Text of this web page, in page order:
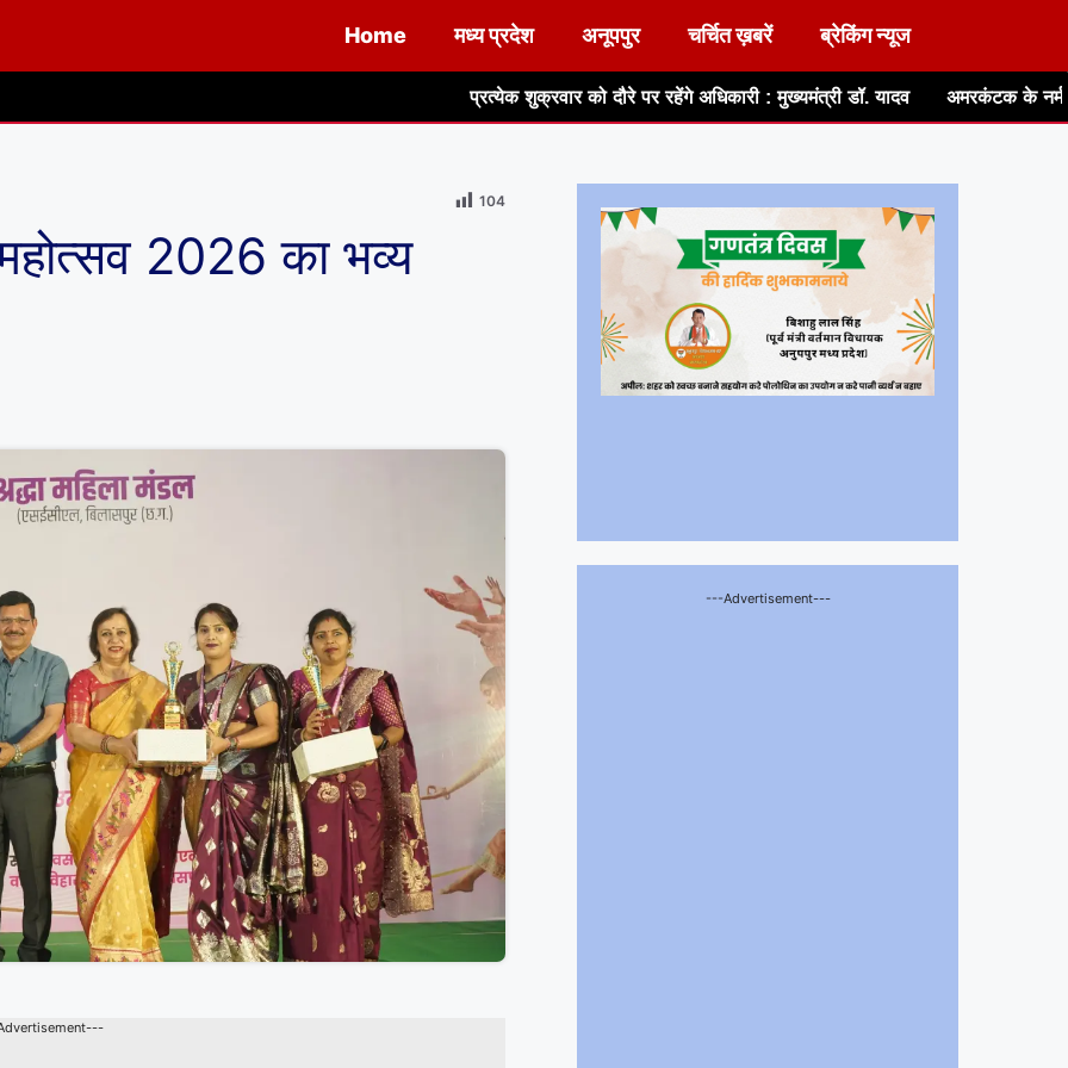
Home मध्य प्रदेश अनूपपुर चर्चित ख़बरें ब्रेकिंग न्यूज
प्रत्येक शुक्रवार को दौरे पर रहेंगे अधिकारी : मुख्यमंत्री डॉ. यादव अमरकंटक के नर्मदा उद्गम से 500
104
2026 का भव्य
---Advertisement---